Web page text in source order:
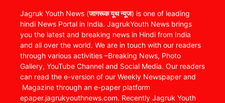
Jagruk Youth News (जागरूक यूथ न्यूज) is one of leading
hindi News Portal in India. JagrukYouth News brings
you the latest and breaking news in Hindi from India
and all over the world. We are in touch with our readers
through various activities –Breaking News, Photo
Gallery, YouTube Channel and Social Media. Our readers
can read the e-version of our Weekly Newspaper and
Magazine through an e-paper platform
epaper.jagrukyouthnews.com. Recently Jagruk Youth